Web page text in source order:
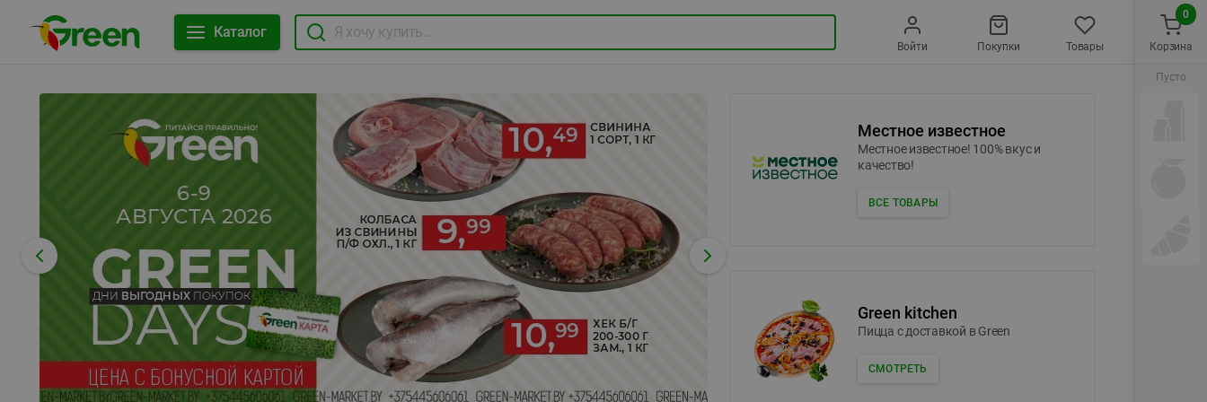
Каталог
Войти Покупки Товары
Местное известное
Местное известное! 100% вкус и
качество!
ВСЕ ТОВАРЫ
Green kitchen
Пицца c доставкой в Green
СМОТРЕТЬ
Корзина
0
Пусто